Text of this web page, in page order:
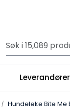
Leverandører
Hundeleke Bite Me